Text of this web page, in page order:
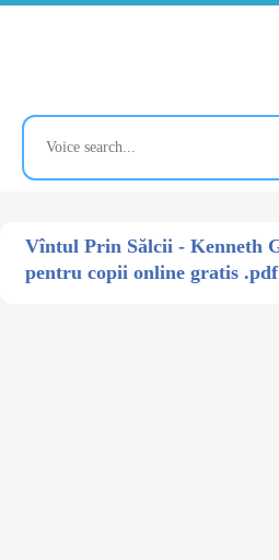
Vîntul Prin Sălcii - Kenneth
pentru copii online gratis